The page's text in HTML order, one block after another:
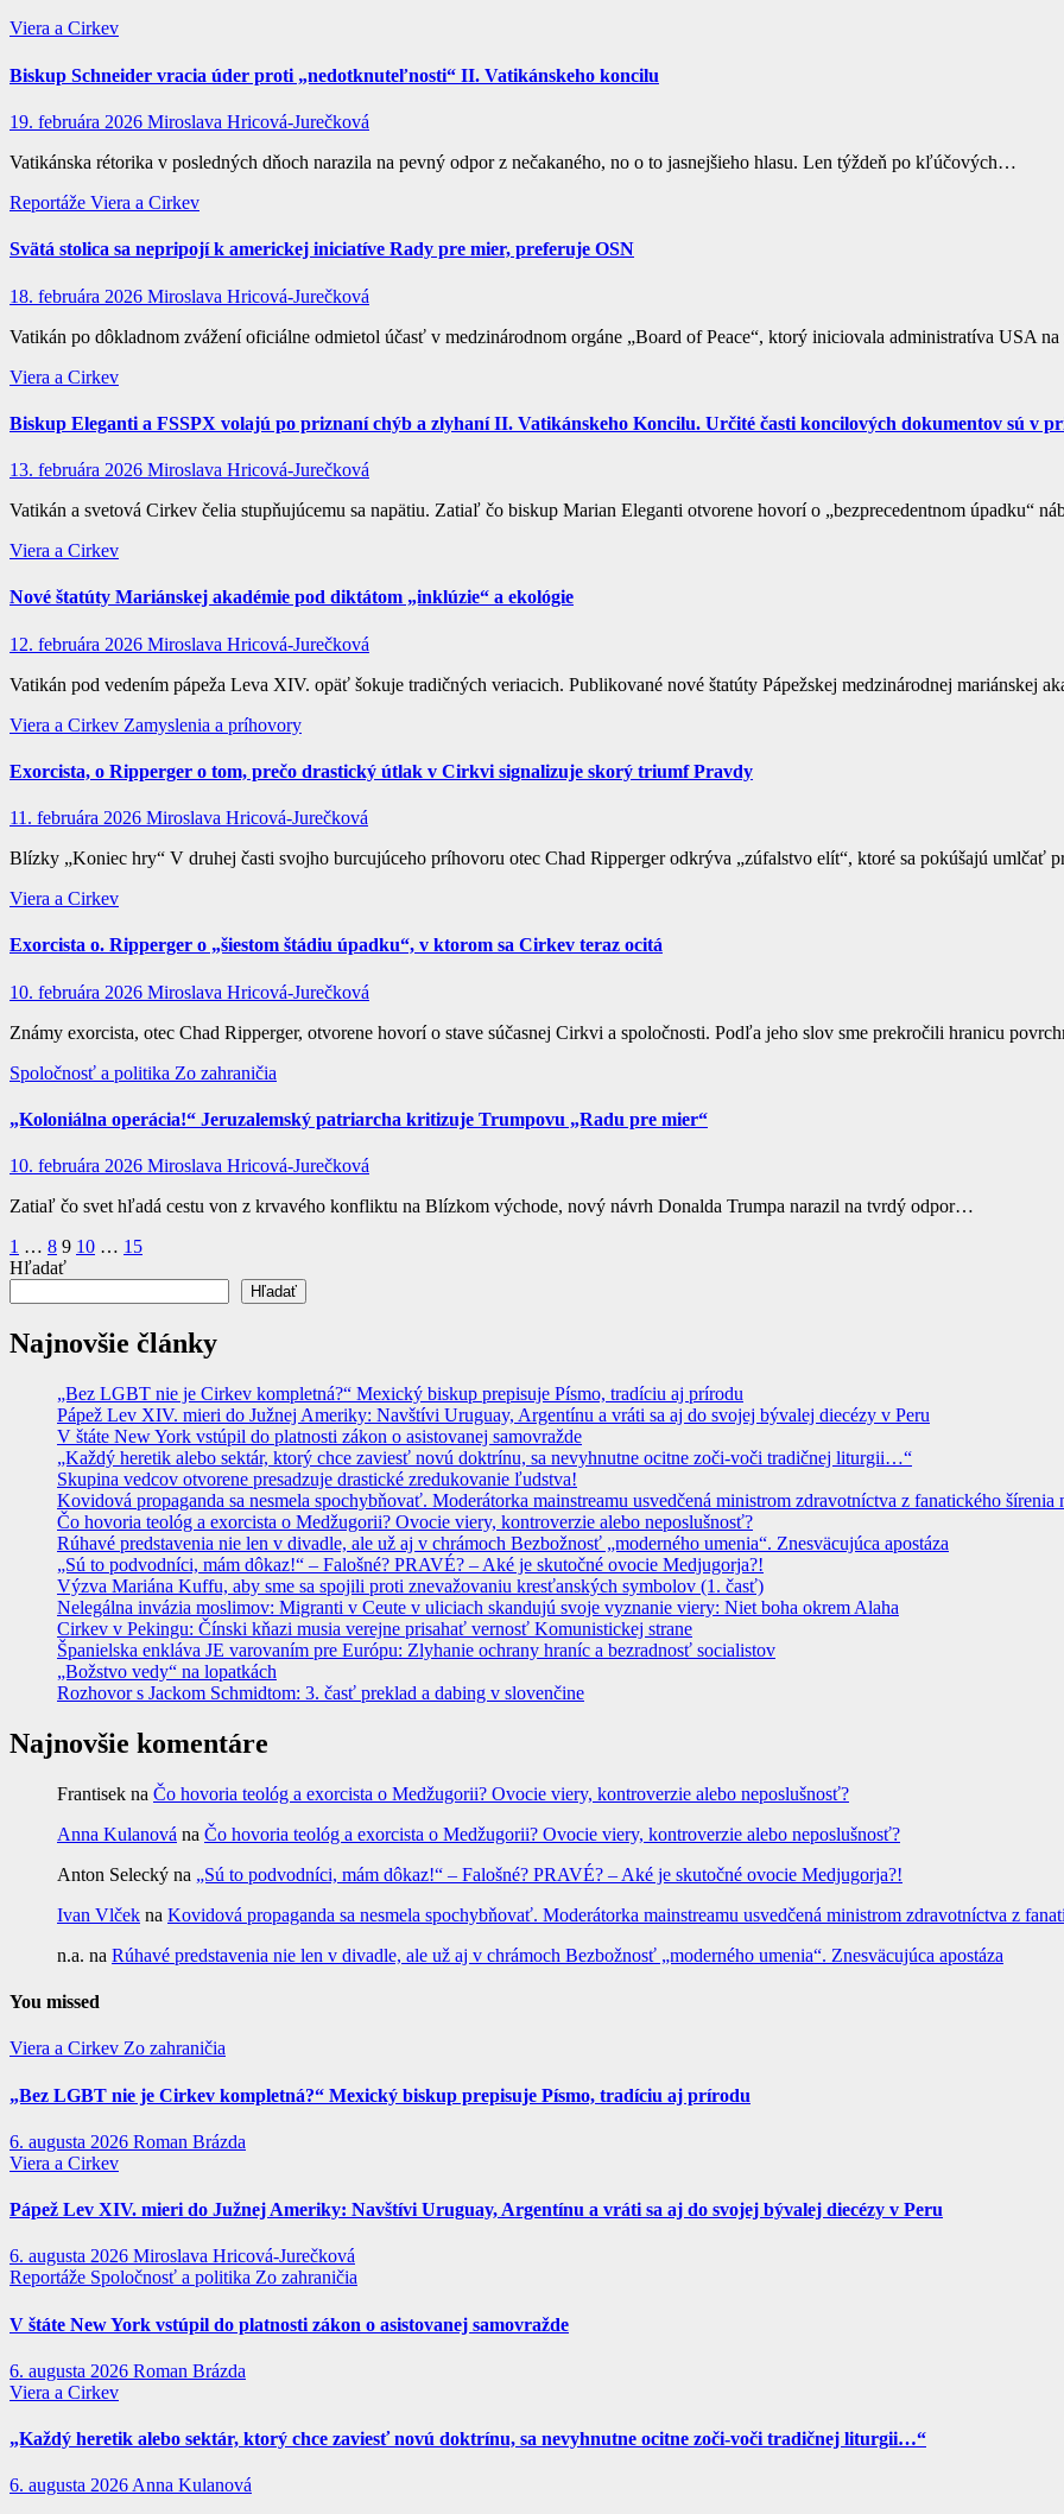
Viera a Cirkev
Biskup Schneider vracia úder proti „nedotknuteľnosti“ II. Vatikánskeho koncilu
19. februára 2026 Miroslava Hricová-Jurečková
Vatikánska rétorika v posledných dňoch narazila na pevný odpor z nečakaného, no o to jasnejšieho hlasu. Len týždeň po kľúčových…
Reportáže Viera a Cirkev
Svätá stolica sa nepripojí k americkej iniciatíve Rady pre mier, preferuje OSN
18. februára 2026 Miroslava Hricová-Jurečková
Vatikán po dôkladnom zvážení oficiálne odmietol účasť v medzinárodnom orgáne „Board of Peace“, ktorý iniciovala administratíva USA
Viera a Cirkev
Biskup Eleganti a FSSPX volajú po priznaní chýb a zlyhaní II. Vatikánskeho Koncilu. Určité časti koncilových dokumentov sú v
13. februára 2026 Miroslava Hricová-Jurečková
Vatikán a svetová Cirkev čelia stupňujúcemu sa napätiu. Zatiaľ čo biskup Marian Eleganti otvorene hovorí o „bezprecedentnom úpadku“
Viera a Cirkev
Nové štatúty Mariánskej akadémie pod diktátom „inklúzie“ a ekológie
12. februára 2026 Miroslava Hricová-Jurečková
Vatikán pod vedením pápeža Leva XIV. opäť šokuje tradičných veriacich. Publikované nové štatúty Pápežskej medzinárodnej mariánskej
Viera a Cirkev Zamyslenia a príhovory
Exorcista, o Ripperger o tom, prečo drastický útlak v Cirkvi signalizuje skorý triumf Pravdy
11. februára 2026 Miroslava Hricová-Jurečková
Blízky „Koniec hry“ V druhej časti svojho burcujúceho príhovoru otec Chad Ripperger odkrýva „zúfalstvo elít“, ktoré sa pokúšajú umlčať
Viera a Cirkev
Exorcista o. Ripperger o „šiestom štádiu úpadku“, v ktorom sa Cirkev teraz ocitá
10. februára 2026 Miroslava Hricová-Jurečková
Známy exorcista, otec Chad Ripperger, otvorene hovorí o stave súčasnej Cirkvi a spoločnosti. Podľa jeho slov sme prekročili hranicu
Spoločnosť a politika Zo zahraničia
„Koloniálna operácia!“ Jeruzalemský patriarcha kritizuje Trumpovu „Radu pre mier“
10. februára 2026 Miroslava Hricová-Jurečková
Zatiaľ čo svet hľadá cestu von z krvavého konfliktu na Blízkom východe, nový návrh Donalda Trumpa narazil na tvrdý odpor…
Stránkovanie
príspevkov
1 … 8 9 10 … 15
Hľadať
Hľadať
Najnovšie články
„Bez LGBT nie je Cirkev kompletná?“ Mexický biskup prepisuje Písmo, tradíciu aj prírodu
Pápež Lev XIV. mieri do Južnej Ameriky: Navštívi Uruguay, Argentínu a vráti sa aj do svojej bývalej diecézy v Peru
V štáte New York vstúpil do platnosti zákon o asistovanej samovražde
„Každý heretik alebo sektár, ktorý chce zaviesť novú doktrínu, sa nevyhnutne ocitne zoči-voči tradičnej liturgii…“
Skupina vedcov otvorene presadzuje drastické zredukovanie ľudstva!
Kovidová propaganda sa nesmela spochybňovať. Moderátorka mainstreamu usvedčená ministrom zdravotníctva z fanatického
Čo hovoria teológ a exorcista o Medžugorii? Ovocie viery, kontroverzie alebo neposlušnosť?
Rúhavé predstavenia nie len v divadle, ale už aj v chrámoch Bezbožnosť „moderného umenia“. Znesväcujúca apostáza
„Sú to podvodníci, mám dôkaz!“ – Falošné? PRAVÉ? – Aké je skutočné ovocie Medjugorja?!
Výzva Mariána Kuffu, aby sme sa spojili proti znevažovaniu kresťanských symbolov (1. časť)
Nelegálna invázia moslimov: Migranti v Ceute v uliciach skandujú svoje vyznanie viery: Niet boha okrem Alaha
Cirkev v Pekingu: Čínski kňazi musia verejne prisahať vernosť Komunistickej strane
Španielska enkláva JE varovaním pre Európu: Zlyhanie ochrany hraníc a bezradnosť socialistov
„Božstvo vedy“ na lopatkách
Rozhovor s Jackom Schmidtom: 3. časť preklad a dabing v slovenčine
Najnovšie komentáre
Frantisek na Čo hovoria teológ a exorcista o Medžugorii? Ovocie viery, kontroverzie alebo neposlušnosť?
Anna Kulanová na Čo hovoria teológ a exorcista o Medžugorii? Ovocie viery, kontroverzie alebo neposlušnosť?
Anton Selecký na „Sú to podvodníci, mám dôkaz!“ – Falošné? PRAVÉ? – Aké je skutočné ovocie Medjugorja?!
Ivan Vlček na Kovidová propaganda sa nesmela spochybňovať. Moderátorka mainstreamu usvedčená ministrom zdravotníctva z
n.a. na Rúhavé predstavenia nie len v divadle, ale už aj v chrámoch Bezbožnosť „moderného umenia“. Znesväcujúca apostáza
You missed
Viera a Cirkev Zo zahraničia
„Bez LGBT nie je Cirkev kompletná?“ Mexický biskup prepisuje Písmo, tradíciu aj prírodu
6. augusta 2026 Roman Brázda
Viera a Cirkev
Pápež Lev XIV. mieri do Južnej Ameriky: Navštívi Uruguay, Argentínu a vráti sa aj do svojej bývalej diecézy v Peru
6. augusta 2026 Miroslava Hricová-Jurečková
Reportáže Spoločnosť a politika Zo zahraničia
V štáte New York vstúpil do platnosti zákon o asistovanej samovražde
6. augusta 2026 Roman Brázda
Viera a Cirkev
„Každý heretik alebo sektár, ktorý chce zaviesť novú doktrínu, sa nevyhnutne ocitne zoči-voči tradičnej liturgii…“
6. augusta 2026Anna Kulanová